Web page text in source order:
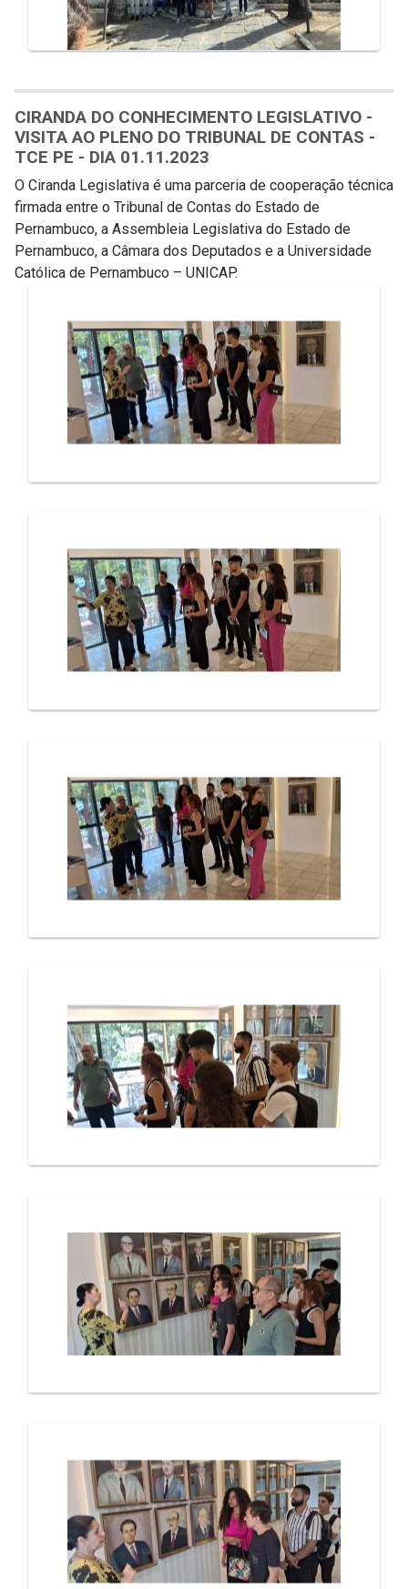
CIRANDA DO CONHECIMENTO LEGISLATIVO -
VISITA AO PLENO DO TRIBUNAL DE CONTAS -
TCE PE - DIA 01.11.2023
O Ciranda Legislativa é uma parceria de cooperação técnica
firmada entre o Tribunal de Contas do Estado de
Pernambuco, a Assembleia Legislativa do Estado de
Pernambuco, a Câmara dos Deputados e a Universidade
Católica de Pernambuco – UNICAP.